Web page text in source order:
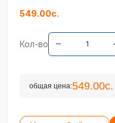
549.00с.
Кол-во
общая цена:549.00с.